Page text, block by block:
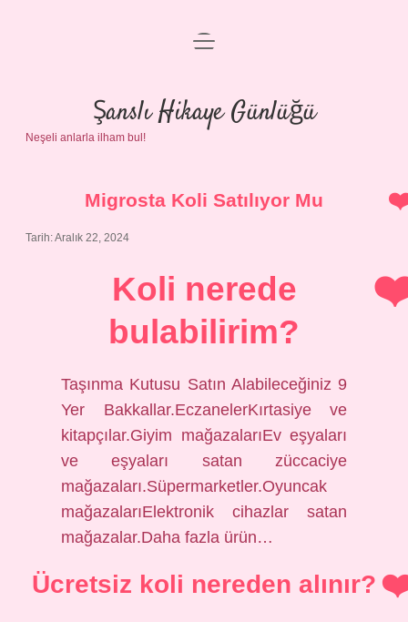
Anasayfa
Gizlilik Politikası
menüyü
Şanslı Hikaye Günlüğü
Neşeli anlarla ilham bul!
Migrosta Koli Satılıyor Mu
Tarih: Aralık 22, 2024
Koli nerede
bulabilirim?
Taşınma Kutusu Satın Alabileceğiniz 9
Yer Bakkallar.EczanelerKırtasiye ve
kitapçılar.Giyim mağazalarıEv eşyaları
ve eşyaları satan züccaciye
mağazaları.Süpermarketler.Oyuncak
mağazalarıElektronik cihazlar satan
mağazalar.Daha fazla ürün…
Ücretsiz koli nereden alınır?